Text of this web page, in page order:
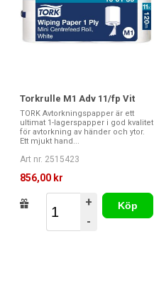
Torkrulle M1 Adv 11/fp Vit
TORK Avtorkningspapper är ett
ultimat 1-lagerspapper i god kvalitet
för avtorkning av händer och ytor.
Ett mjukt hand...
Art nr. 2515423
856,00 kr
+
-
Köp